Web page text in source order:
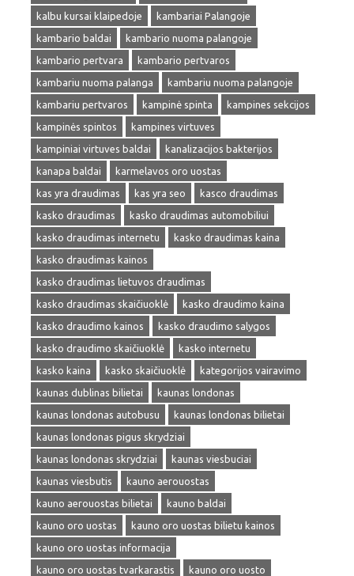
kalbu kursai klaipedoje
kambariai Palangoje
kambario baldai
kambario nuoma palangoje
kambario pertvara
kambario pertvaros
kambariu nuoma palanga
kambariu nuoma palangoje
kambariu pertvaros
kampinė spinta
kampines sekcijos
kampinės spintos
kampines virtuves
kampiniai virtuves baldai
kanalizacijos bakterijos
kanapa baldai
karmelavos oro uostas
kas yra draudimas
kas yra seo
kasco draudimas
kasko draudimas
kasko draudimas automobiliui
kasko draudimas internetu
kasko draudimas kaina
kasko draudimas kainos
kasko draudimas lietuvos draudimas
kasko draudimas skaičiuoklė
kasko draudimo kaina
kasko draudimo kainos
kasko draudimo salygos
kasko draudimo skaičiuoklė
kasko internetu
kasko kaina
kasko skaičiuoklė
kategorijos vairavimo
kaunas dublinas bilietai
kaunas londonas
kaunas londonas autobusu
kaunas londonas bilietai
kaunas londonas pigus skrydziai
kaunas londonas skrydziai
kaunas viesbuciai
kaunas viesbutis
kauno aerouostas
kauno aerouostas bilietai
kauno baldai
kauno oro uostas
kauno oro uostas bilietu kainos
kauno oro uostas informacija
kauno oro uostas tvarkarastis
kauno oro uosto